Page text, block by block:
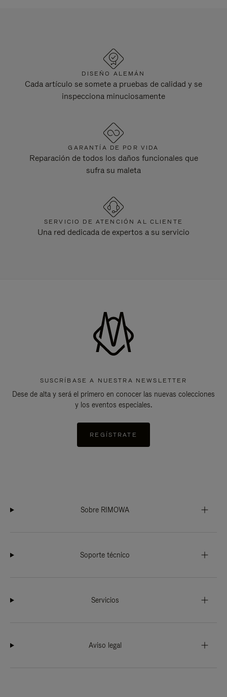
DISEÑO ALEMÁN
Cada artículo se somete a pruebas de calidad y se
inspecciona minuciosamente
GARANTÍA DE POR VIDA
Reparación de todos los daños funcionales que
sufra su maleta
SERVICIO DE ATENCIÓN AL CLIENTE
Una red dedicada de expertos a su servicio
SUSCRÍBASE A NUESTRA NEWSLETTER
Dese de alta y será el primero en conocer las nuevas colecciones
y los eventos especiales.
REGÍSTRATE
Sobre RIMOWA
Soporte técnico
Servicios
Aviso legal